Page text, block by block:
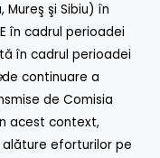
Mureş şi Sibiu) în
în cadrul perioadei
în cadrul perioadei
de continuare a
de Comisia
acest context,
eforturilor pe